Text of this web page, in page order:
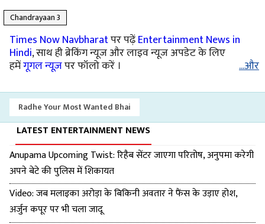
Chandrayaan 3
Times Now Navbharatपर पढ़ेंEntertainment News in
Hindi, साथ ही ब्रेकिंग न्यूज और लाइव न्यूज अपडेट के लिए
हमेंगूगल न्यूज़पर फॉलो करें । ...और
Radhe Your Most Wanted Bhai
LATEST ENTERTAINMENT NEWS
Anupama Upcoming Twist: रिहैब सेंटर जाएगा परितोष, अनुपमा करेगी
अपने बेटे की पुलिस में शिकायत
Video: जब मलाइका अरोड़ा के बिकिनी अवतार ने फैंस के उड़ाए होश,
अर्जुन कपूर पर भी चला जादू